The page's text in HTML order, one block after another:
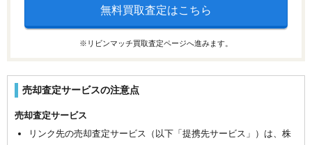
無料買取査定はこちら
※リビンマッチ買取査定ページへ進みます。
売却査定サービスの注意点
売却査定サービス
リンク先の売却査定サービス（以下「提携先サービス」）は、株